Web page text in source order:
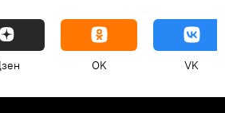
OK VK